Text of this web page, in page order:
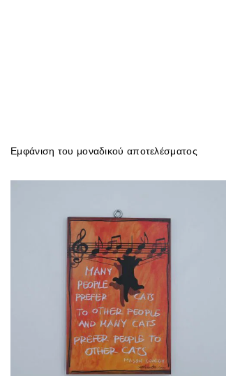
Εμφάνιση του μοναδικού αποτελέσματος